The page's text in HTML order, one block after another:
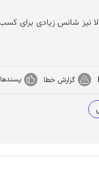
نیز شانس زیادی برای
گزارش خطا پسندها